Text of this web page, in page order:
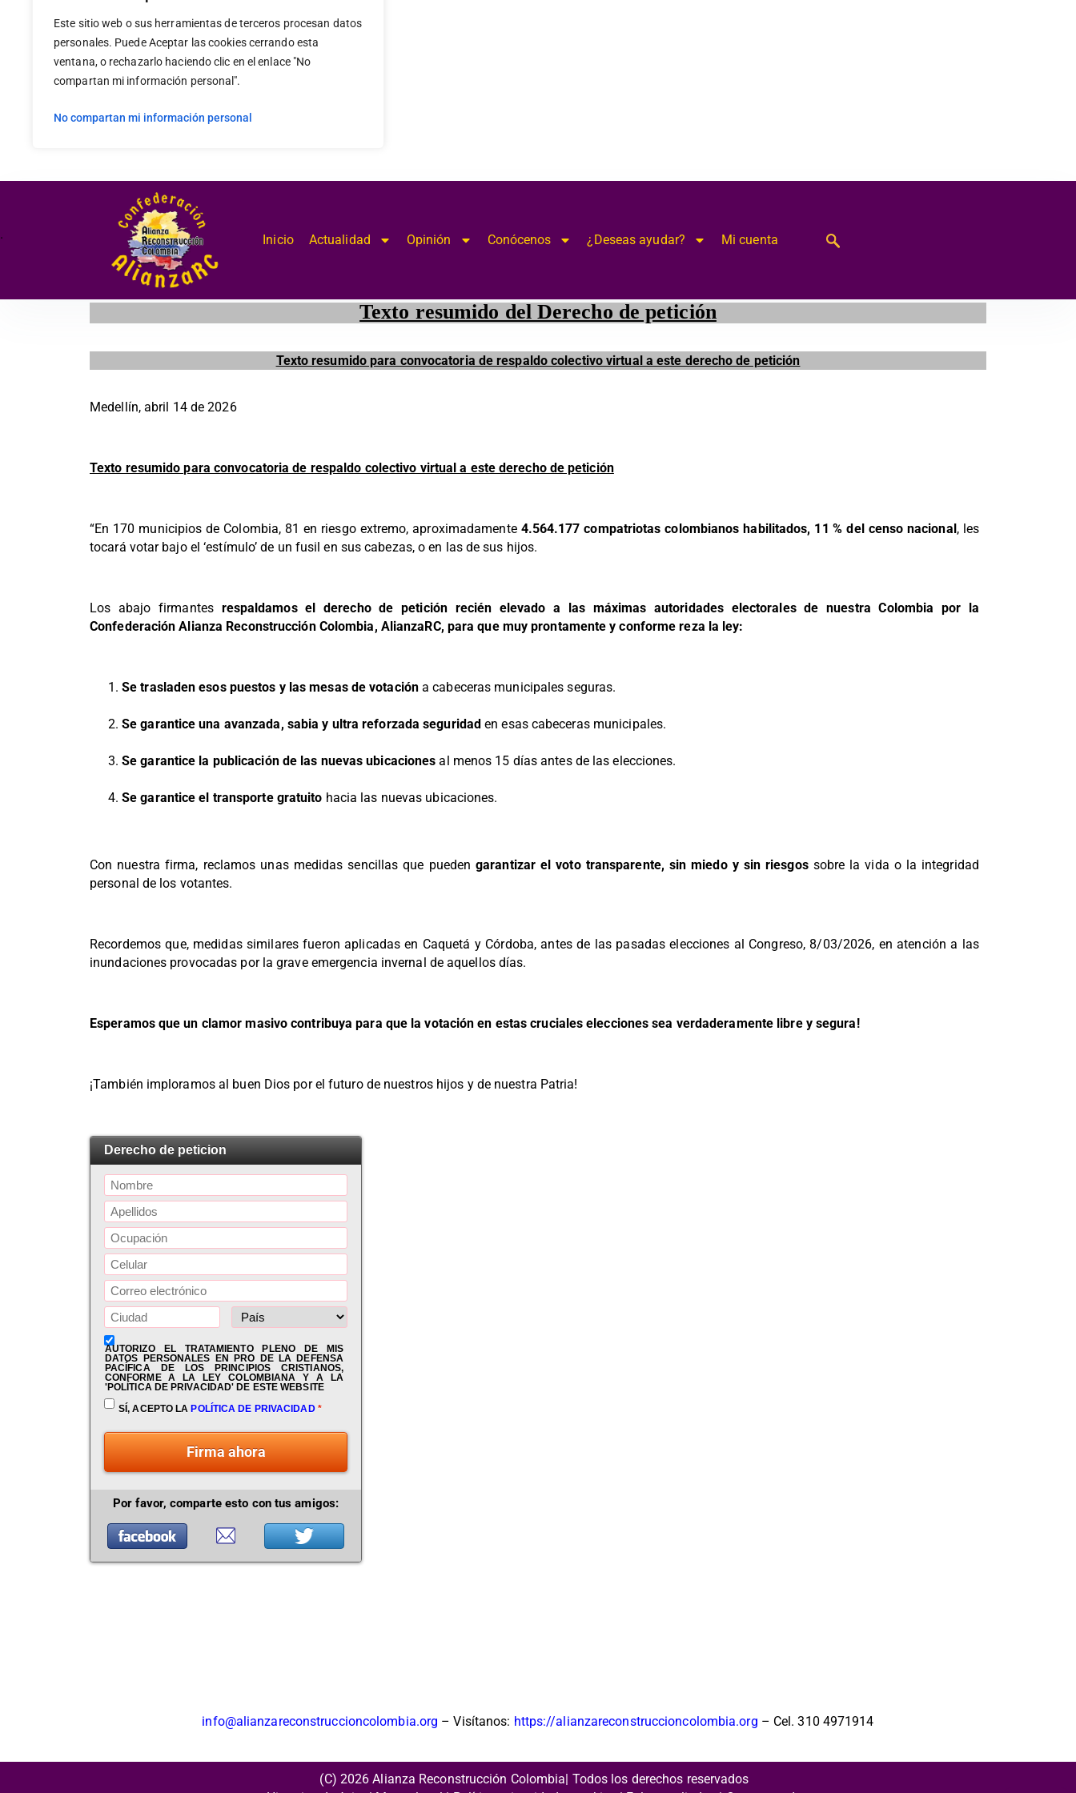
Este sitio web o sus herramientas de terceros procesan datos
personales. Puede Aceptar las cookies cerrando esta
ventana, o rechazarlo haciendo clic en el enlace "No
compartan mi información personal".
No compartan mi información personal
. Inicio Actualidad Opinión Conócenos ¿Deseas ayudar? Mi cuenta
Texto resumido del Derecho de petición
Texto resumido para convocatoria de respaldo colectivo virtual a este derecho de petición
Medellín, abril 14 de 2026
Texto resumido para convocatoria de respaldo colectivo virtual a este derecho de petición
“En 170 municipios de Colombia, 81 en riesgo extremo, aproximadamente 4.564.177 compatriotas colombianos habilitados, 11 % del censo nacional, les
tocará votar bajo el ‘estímulo’ de un fusil en sus cabezas, o en las de sus hijos.
Los abajo firmantes respaldamos el derecho de petición recién elevado a las máximas autoridades electorales de nuestra Colombia por la
Confederación Alianza Reconstrucción Colombia, AlianzaRC, para que muy prontamente y conforme reza la ley:
Se trasladen esos puestos y las mesas de votacióna cabeceras municipales seguras.
Se garantice una avanzada, sabia y ultra reforzada seguridad en esas cabeceras municipales.
Se garantice la publicación de las nuevas ubicaciones al menos 15 días antes de las elecciones.
Se garantice el transporte gratuito hacia las nuevas ubicaciones.
Con nuestra firma, reclamos unas medidas sencillas que puedengarantizar el voto transparente, sin miedo y sin riesgossobre la vida o la integridad
personal de los votantes.
Recordemos que, medidas similares fueron aplicadas en Caquetá y Córdoba, antes de las pasadas elecciones al Congreso, 8/03/2026, en atención a las
inundaciones provocadas por la grave emergencia invernal de aquellos días.
Esperamos que un clamor masivo contribuya para que la votación en estas cruciales elecciones sea verdaderamente libre y segura!
¡También imploramos al buen Dios por el futuro de nuestros hijos y de nuestra Patria!
Derecho de peticion
AUTORIZO EL TRATAMIENTO PLENO DE MIS
DATOS PERSONALES EN PRO DE LA DEFENSA
PACÍFICA DE LOS PRINCIPIOS CRISTIANOS,
CONFORME A LA LEY COLOMBIANA Y A LA
'POLÍTICA DE PRIVACIDAD' DE ESTE WEBSITE
SÍ, ACEPTO LAPOLÍTICA DE PRIVACIDAD*
Firma ahora
Por favor, comparte esto con tus amigos:
info@alianzareconstruccioncolombia.org – Visítanos: https://alianzareconstruccioncolombia.org – Cel. 310 4971914
(C) 2026 Alianza Reconstrucción Colombia| Todos los derechos reservados